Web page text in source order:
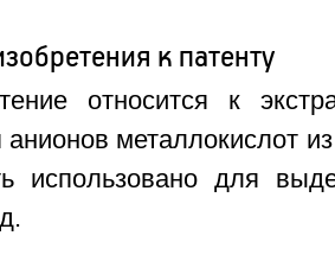
к патенту
относится к
анионов металлокислот
использовано для